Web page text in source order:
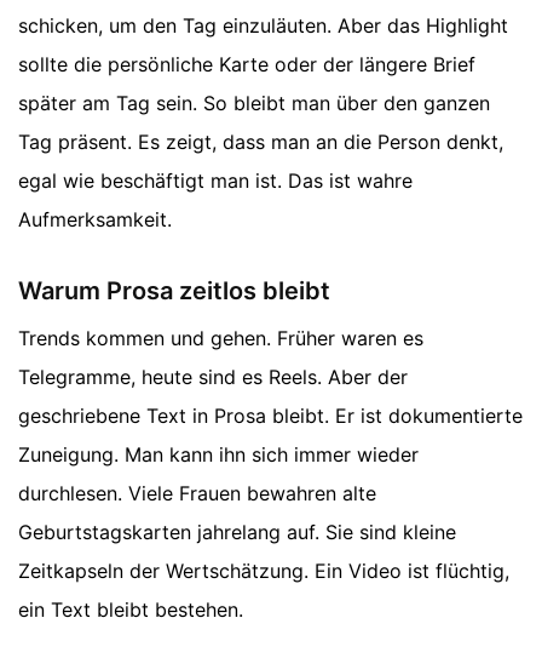
schicken, um den Tag einzuläuten. Aber das Highlight
sollte die persönliche Karte oder der längere Brief
später am Tag sein. So bleibt man über den ganzen
Tag präsent. Es zeigt, dass man an die Person denkt,
egal wie beschäftigt man ist. Das ist wahre
Aufmerksamkeit.
Warum Prosa zeitlos bleibt
Trends kommen und gehen. Früher waren es
Telegramme, heute sind es Reels. Aber der
geschriebene Text in Prosa bleibt. Er ist dokumentierte
Zuneigung. Man kann ihn sich immer wieder
durchlesen. Viele Frauen bewahren alte
Geburtstagskarten jahrelang auf. Sie sind kleine
Zeitkapseln der Wertschätzung. Ein Video ist flüchtig,
ein Text bleibt bestehen.